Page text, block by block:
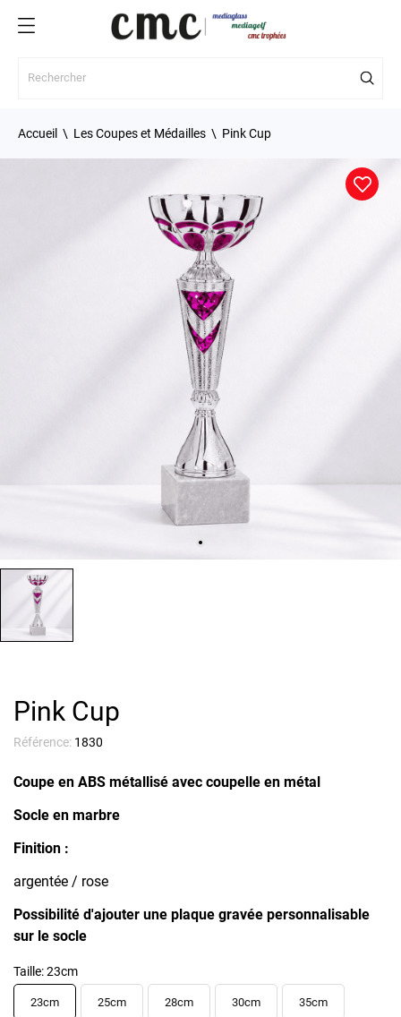
Accueil Les Coupes et Médailles Pink Cup
Pink Cup
Référence: 1830
Coupe en ABS métallisé avec coupelle en métal
Socle en marbre
Finition :
argentée / rose
Possibilité d'ajouter une plaque gravée personnalisable
sur le socle
Taille: 23cm
23cm 25cm 28cm 30cm 35cm